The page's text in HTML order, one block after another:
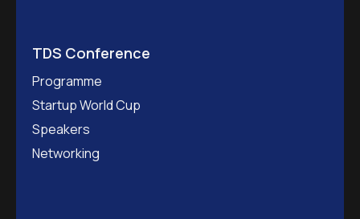
TDS Conference
Programme
Startup World Cup
Speakers
Networking